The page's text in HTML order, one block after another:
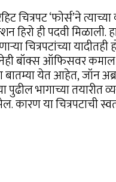
चित्रपट ‘फोर्स’ने
हिरो ही पदवी मिळाली.
चित्रपटांच्या यादीतही
बॉक्स ऑफिसवर
बातम्या येत आहेत, जॉन
पुढील भागाच्या
कारण या चित्रपटाची